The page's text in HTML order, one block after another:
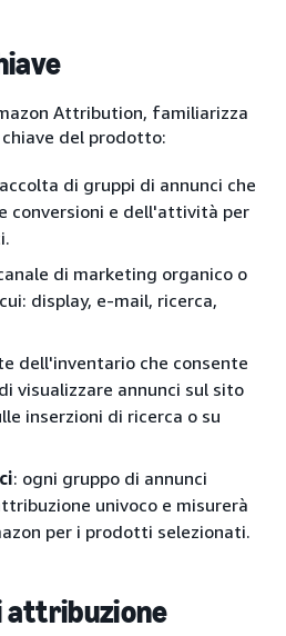
Attribution, familiarizza
del prodotto:
di gruppi di annunci che
conversioni e dell'attività per
di marketing organico o
display, e-mail, ricerca,
dell'inventario che consente
visualizzare annunci sul sito
inserzioni di ricerca o su
: ogni gruppo di annunci
univoco e misurerà
per i prodotti selezionati.
attribuzione